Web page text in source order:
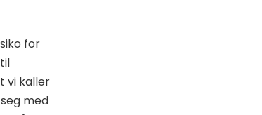
for
vi kaller
med